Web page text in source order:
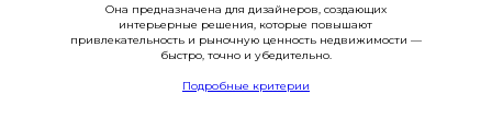
Она предназначена для дизайнеров, создающих
интерьерные решения, которые повышают
привлекательность и рыночную ценность недвижимости —
быстро, точно и убедительно.
Подробные критерии